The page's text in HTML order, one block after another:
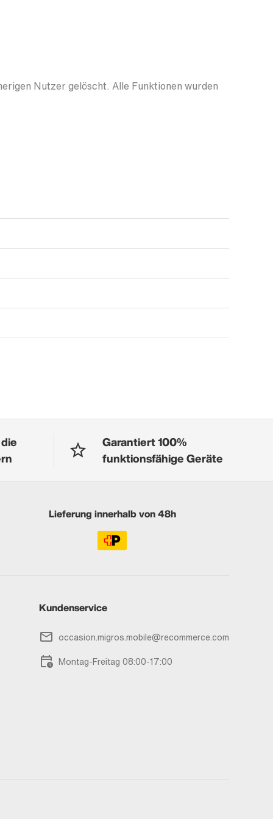
Nutzer gelöscht. Alle Funktionen wurden
Garantiert 100%
funktionsfähige Geräte
Lieferung innerhalb von 48h
Kundenservice
occasion.migros.mobile@recommerce.com
Montag-Freitag 08:00-17:00